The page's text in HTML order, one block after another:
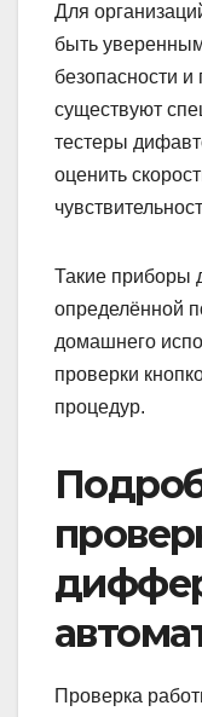
Для
быть
безопасности и
существуют
тестеры
оценить
Такие приборы
определённой
домашнего
проверки
процедур.
Проверка